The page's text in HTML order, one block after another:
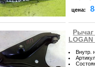
цена:
Внутр.
Артикул